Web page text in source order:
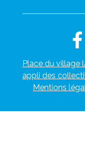
Place du village
appli des
Mentions